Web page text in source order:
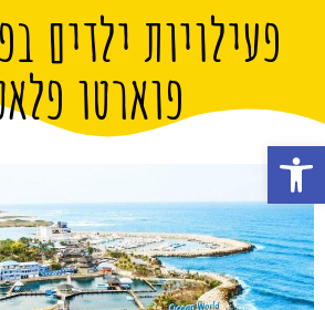
פעילויות ילדים
פוארטו
פתח סרגל נגישות